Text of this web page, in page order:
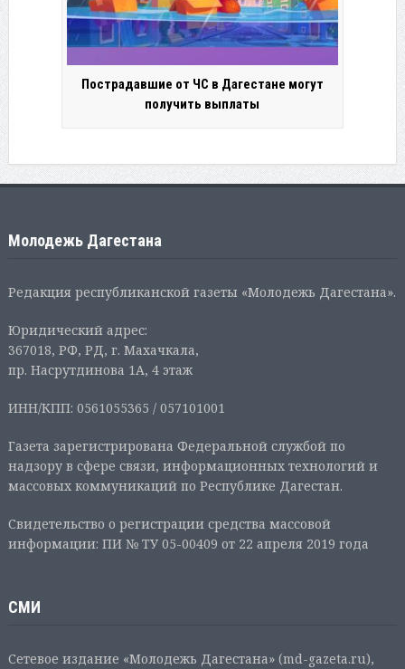
Пострадавшие от ЧС в Дагестане могут
получить выплаты
Молодежь Дагестана
Редакция республиканской газеты «Молодежь Дагестана».
Юридический адрес:
367018, РФ, РД, г. Махачкала,
пр. Насрутдинова 1А, 4 этаж
ИНН/КПП: 0561055365 / 057101001
Газета зарегистрирована Федеральной службой по
надзору в сфере связи, информационных технологий и
массовых коммуникаций по Республике Дагестан.
Свидетельство о регистрации средства массовой
информации: ПИ № ТУ 05-00409 от 22 апреля 2019 года
СМИ
Сетевое издание «Молодежь Дагестана» (md-gazeta.ru),